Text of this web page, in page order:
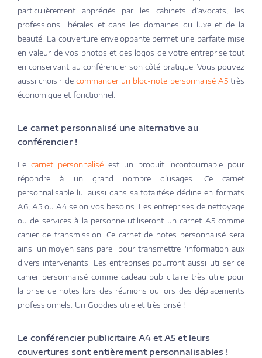
particulièrement appréciés par les cabinets d’avocats, les
professions libérales et dans les domaines du luxe et de la
beauté. La couverture enveloppante permet une parfaite mise
en valeur de vos photos et des logos de votre entreprise tout
en conservant au conférencier son côté pratique. Vous pouvez
aussi choisir de commander un bloc-note personnalisé A5très
économique et fonctionnel.
Le carnet personnalisé une alternative au
conférencier !
Le carnet personnalisé est un produit incontournable pour
répondre à un grand nombre d’usages. Ce carnet
personnalisable lui aussi dans sa totalitése décline en formats
A6, A5 ou A4 selon vos besoins. Les entreprises de nettoyage
ou de services à la personne utiliseront un carnet A5 comme
cahier de transmission. Ce carnet de notes personnalisé sera
ainsi un moyen sans pareil pour transmettre l'information aux
divers intervenants. Les entreprises pourront aussi utiliser ce
cahier personnalisé comme cadeau publicitaire très utile pour
la prise de notes lors des réunions ou lors des déplacements
professionnels. Un Goodies utile et très prisé !
Le conférencier publicitaire A4 et A5 et leurs
couvertures sont entièrement personnalisables !